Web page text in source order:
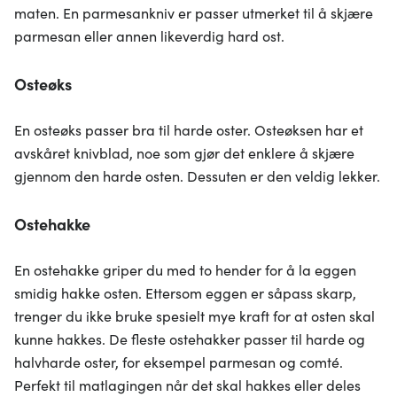
maten. En parmesankniv er passer utmerket til å skjære
parmesan eller annen likeverdig hard ost.
Osteøks
En osteøks passer bra til harde oster. Osteøksen har et
avskåret knivblad, noe som gjør det enklere å skjære
gjennom den harde osten. Dessuten er den veldig lekker.
Ostehakke
En ostehakke griper du med to hender for å la eggen
smidig hakke osten. Ettersom eggen er såpass skarp,
trenger du ikke bruke spesielt mye kraft for at osten skal
kunne hakkes. De fleste ostehakker passer til harde og
halvharde oster, for eksempel parmesan og comté.
Perfekt til matlagingen når det skal hakkes eller deles